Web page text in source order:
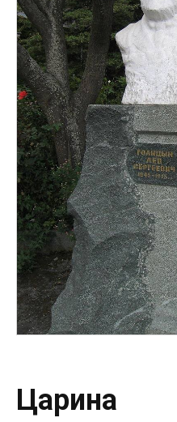
Царина